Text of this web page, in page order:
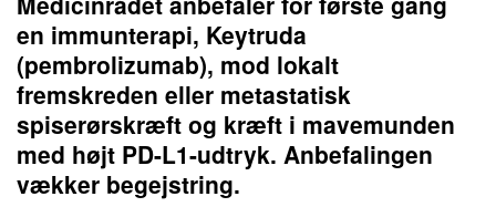
en immunterapi, Keytruda
(pembrolizumab), mod lokalt
fremskreden eller metastatisk
spiserørskræft og kræft i mavemunden
med højt PD-L1-udtryk. Anbefalingen
vækker begejstring.